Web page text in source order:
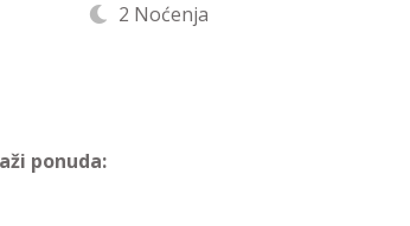
2 Noćenja
ponuda: